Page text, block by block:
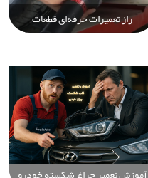
راز تعمیرات حرفه‌ای قطعات
پلاستیکی خودرو با دستگاه جوش
بادوام و اقتصادی برای ترمیم سپر،
باک و قطعات آسیب‌دیده